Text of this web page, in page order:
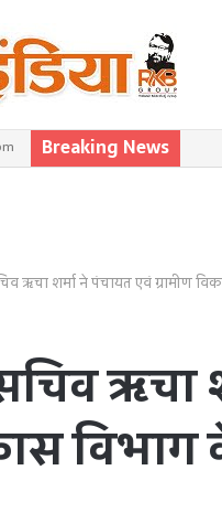
Breaking News
ऋचा शर्मा ने पंचायत एवं ग्रामीण
ऋचा
विभाग